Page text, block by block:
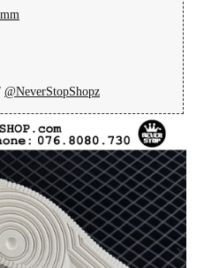
@NeverStopShopz